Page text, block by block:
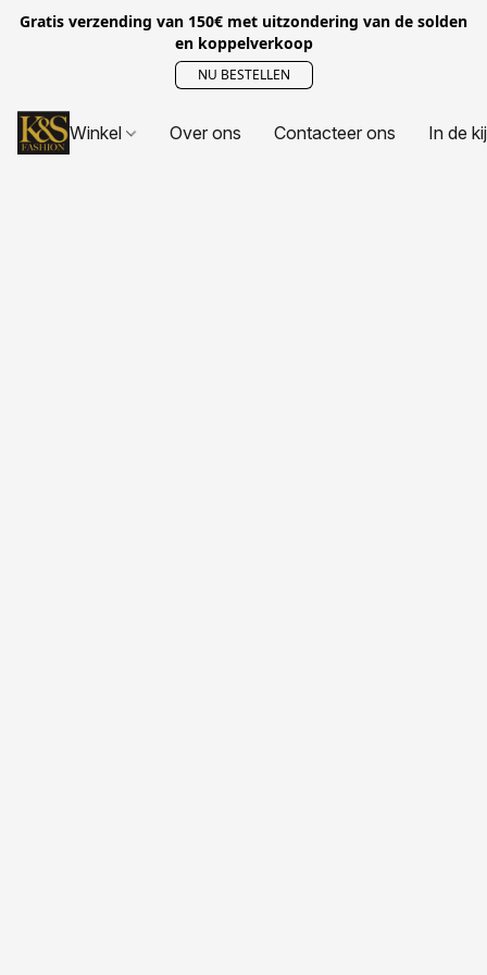
Gratis verzending van 150€ met uitzondering van de solden
en koppelverkoop
NU BESTELLEN
Winkel Over ons Contacteer ons In de